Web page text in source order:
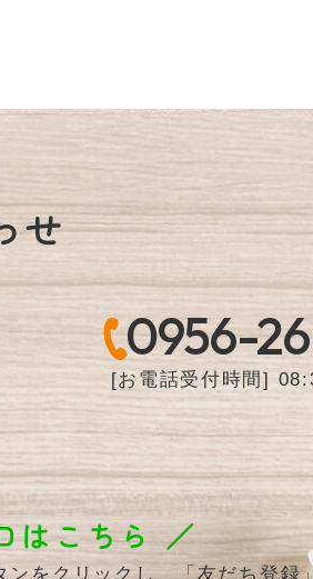
せ
0956-
[お電話受付時間]
はこちら ／
をクリックし、「友だち登録